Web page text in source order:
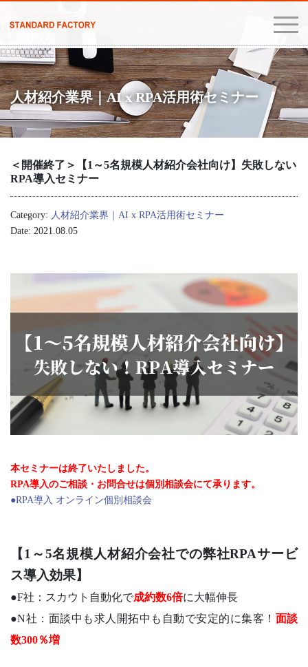
人材紹介業界｜AI x RPA活用術セミナー
＜開催終了＞【1～5名規模人材紹介会社向け】失敗しない
RPA導入セミナー
Category: 人材紹介業界｜AI x RPA活用術セミナー
Date: 2021.08.05
本セミナーは終了いたしました。
RPA導入のご相談・お問合せは個別相談会にて承ります。
●RPA導入 オンライン個別相談会
【1～5名規模人材紹介会社での弊社RPAサービ
ス導入効果】
●F社：スカウト自動化で成約数6倍に大幅伸長
●N社：面談中も求人開拓中も自動で安定的に集客！ 面談
数300％増